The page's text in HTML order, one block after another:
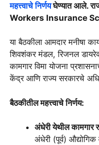
महत्त्वाचे निर्णयघेण्यात आले.
Workers Insurance
या बैठकीला आमदार मनीषा
शिवशंकर मंडल, रिजनल
कामगार विमा योजना
केंद्र आणि राज्य सरकारचे
बैठकीतील महत्त्वाचे निर्णय:
अंधेरी येथील कामगार
अंधेरी (पूर्व)